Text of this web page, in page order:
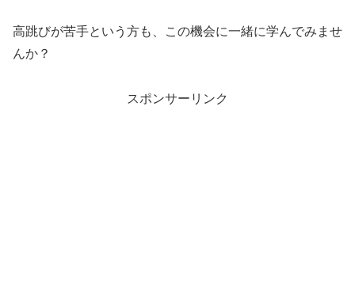
高跳びが苦手という方も、この機会に一緒に学んでみませ
んか？
スポンサーリンク